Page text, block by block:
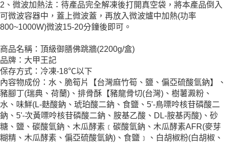
2、微波加熱法：待產品完全解凍後打開真空袋，將本產品倒入
可微波容器中，蓋上微波蓋，再放入微波爐中加熱(功率
800~1000W)微波15-20分鐘後即可。
商品名稱：頂級御膳佛跳牆(2200g/盒)
品牌：大甲王記
保存方式：冷凍-18℃以下
內容物成份：水、脆筍片【台灣麻竹筍、鹽、偏亞硫酸氫鈉】、
豬腳丁(瑞典、荷蘭)、排骨酥【豬龍骨切(台灣)、樹薯澱粉、
水、味鮮(L-麩酸鈉、琥珀酸二鈉、食鹽、5'-鳥嘌呤核苷磷酸二
鈉、5'-次黃嘌呤核苷磷酸二鈉、胺基乙酸、DL-胺基丙酸)、砂
糖、鹽、碳酸氫鈉、木瓜酵素﹝碳酸氫鈉、木瓜酵素AFR(麥芽
糊精、木瓜酵素、偏亞硫酸氫鈉)、食鹽﹞、白胡椒粉(白胡椒、